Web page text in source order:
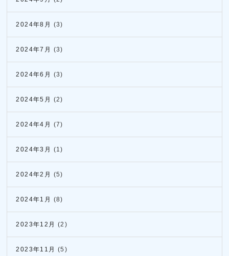
2024年8月 (3)
2024年7月 (3)
2024年6月 (3)
2024年5月 (2)
2024年4月 (7)
2024年3月 (1)
2024年2月 (5)
2024年1月 (8)
2023年12月 (2)
2023年11月 (5)